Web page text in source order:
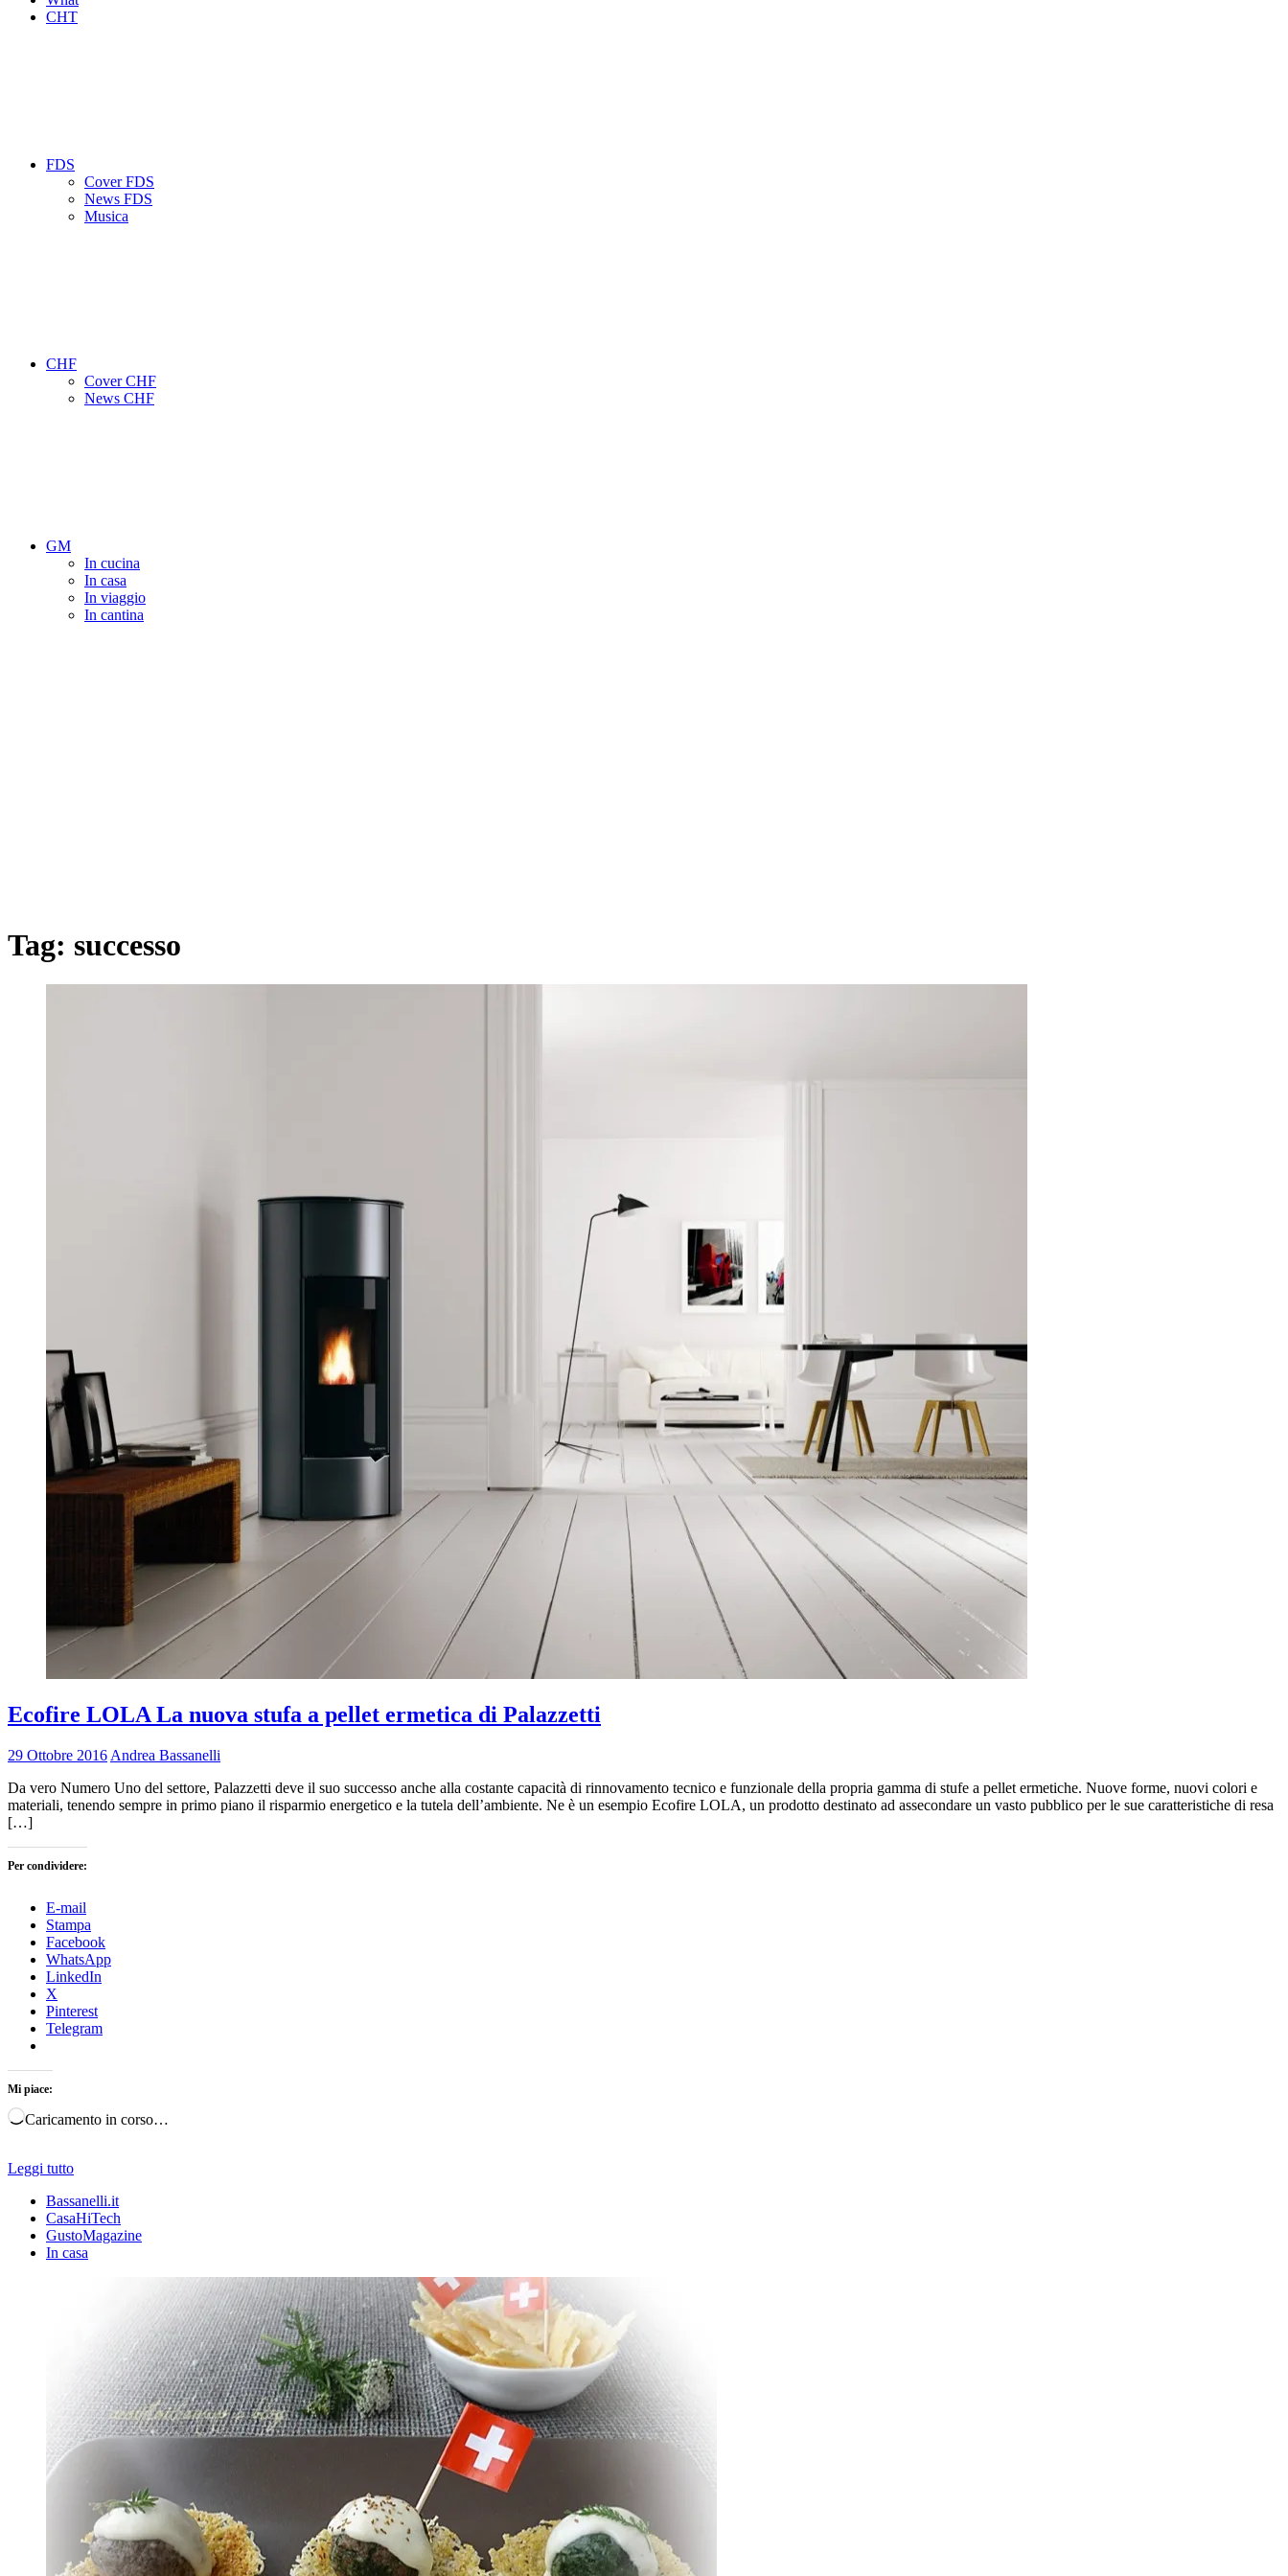
CHT
FDS
Cover FDS
News FDS
Musica
CHF
Cover CHF
News CHF
GM
In cucina
In casa
In viaggio
In cantina
Tag: successo
Ecofire LOLA La nuova stufa a pellet ermetica di Palazzetti
29 Ottobre 2016 Andrea Bassanelli
Da vero Numero Uno del settore, Palazzetti deve il suo successo anche alla costante capacità di rinnovamento tecnico e funzionale della propria gamma di stufe a pellet ermetiche. Nuove forme, nuovi colori e
materiali, tenendo sempre in primo piano il risparmio energetico e la tutela dell’ambiente. Ne è un esempio Ecofire LOLA, un prodotto destinato ad assecondare un vasto pubblico per le sue caratteristiche di resa
[…]
Per condividere:
E-mail
Stampa
Facebook
WhatsApp
LinkedIn
X
Pinterest
Telegram
Mi piace:
Caricamento in corso…
Leggi tutto
Bassanelli.it
CasaHiTech
GustoMagazine
In casa